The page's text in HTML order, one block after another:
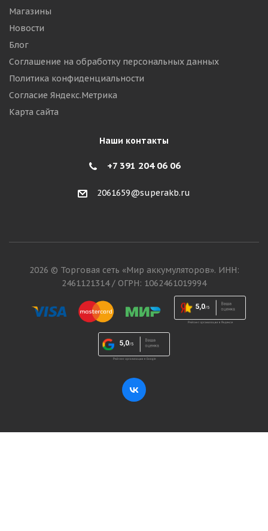
Магазины
Новости
Блог
Соглашение на обработку персональных данных
Политика конфиденциальности
Согласие Яндекс.Метрика
Карта сайта
Наши контакты
+7 391 204 06 06
2061659@superakb.ru
2026 © Торговая сеть «Мир аккумуляторов». ИНН:
2461121314 / ОГРН: 1062461019994